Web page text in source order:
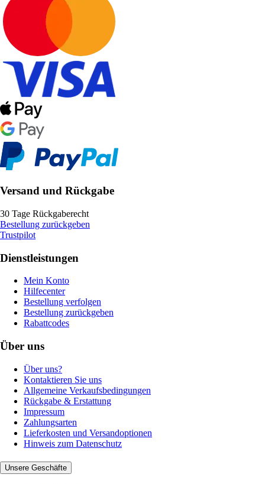
Versand und Rückgabe
30 Tage Rückgaberecht
Bestellung zurückgeben
Trustpilot
Dienstleistungen
Mein Konto
Hilfecenter
Bestellung verfolgen
Bestellung zurückgeben
Rabattcodes
Über uns
Über uns?
Kontaktieren Sie uns
Allgemeine Verkaufsbedingungen
Rückgabe & Erstattung
Impressum
Zahlungsarten
Lieferkosten und Versandoptionen
Hinweis zum Datenschutz
Unsere Geschäfte